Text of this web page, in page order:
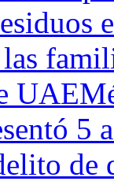
5
de